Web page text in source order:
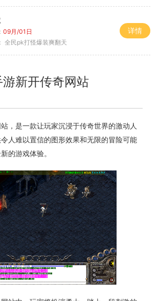
09月/01日
全民pk打怪爆装爽翻天
详情
游新开传奇网站
，是一款让玩家沉浸于传奇世界的激动人
人难以置信的图形效果和无限的冒险可能
的游戏体验。